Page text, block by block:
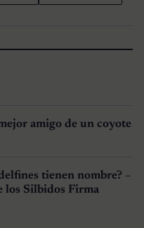
amigo de un coyote
tienen nombre? –
los Silbidos Firma